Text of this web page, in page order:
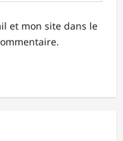
et mon site dans le